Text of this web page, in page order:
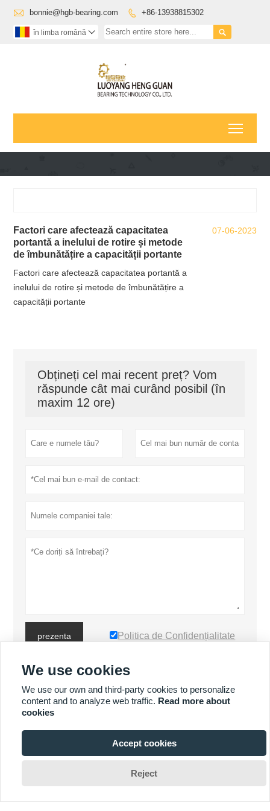

 bonnie@hgb-bearing.com  +86-13938815302

în limba română 
Factori care afectează capacitatea
portantă a inelului de rotire și metode
de îmbunătățire a capacității portante
Factori care afectează capacitatea portantă a
inelului de rotire și metode de îmbunătățire a
capacității portante
07-06-2023
Obțineți cel mai recent preț? Vom
răspunde cât mai curând posibil (în
maxim 12 ore)
prezenta Politica de Confidențialitate
MAI MULTE SERVICII
      
Drepturi de autor de © Luoyang Heng Guan Bearing Technology Co.,
We use cookies
We use our own and third-party cookies to personalize
content and to analyze web traffic. Read more about
cookies
Accept cookies
Reject